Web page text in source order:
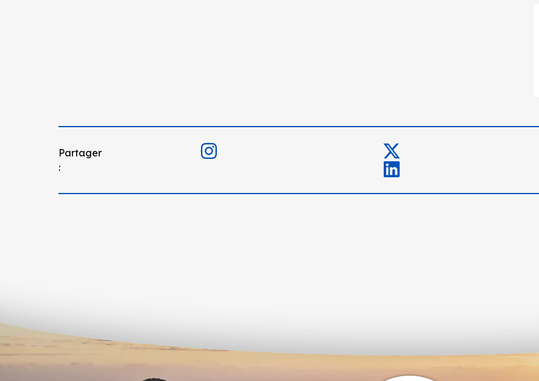
Partager
: